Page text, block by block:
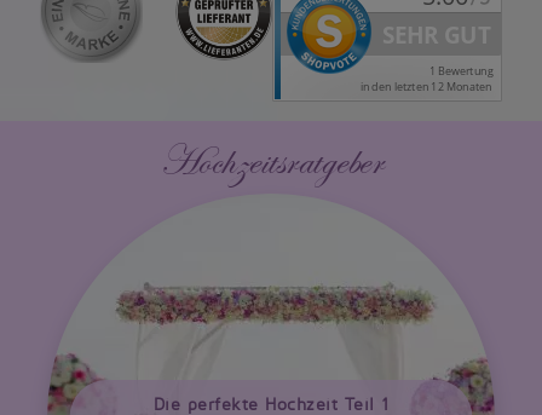
Hochzeitsratgeber
Die perfekte Hochzeit Teil 1